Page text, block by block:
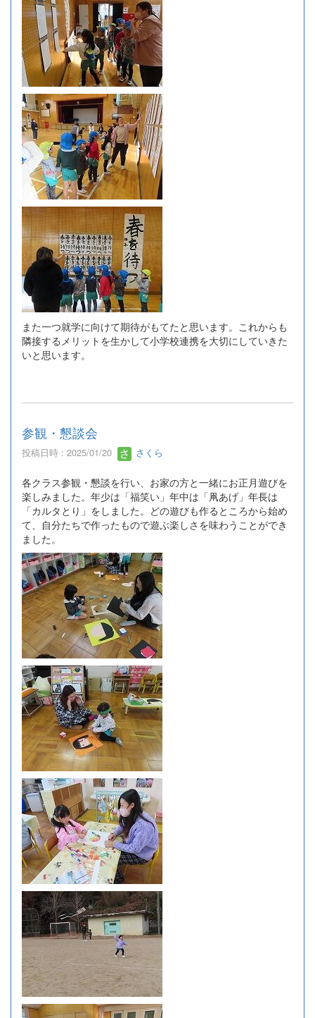
また一つ就学に向けて期待がもてたと思います。これからも
隣接するメリットを生かして小学校連携を大切にしていきた
いと思います。
参観・懇談会
投稿日時 : 2025/01/20 さくら
各クラス参観・懇談を行い、お家の方と一緒にお正月遊びを
楽しみました。年少は「福笑い」年中は「凧あげ」年長は
「カルタとり」をしました。どの遊びも作るところから始め
て、自分たちで作ったもので遊ぶ楽しさを味わうことができ
ました。